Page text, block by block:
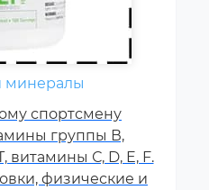
минералы
спортсмену
группы В,
витамины С, D, E, F.
физические и